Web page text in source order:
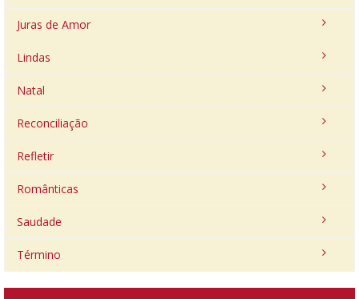
Juras de Amor
Lindas
Natal
Reconciliação
Refletir
Românticas
Saudade
Término